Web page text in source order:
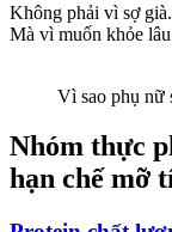
Không phải vì sợ già.
Mà vì muốn khỏe
Vì sao phụ nữ
Nhóm thực
hạn chế mỡ